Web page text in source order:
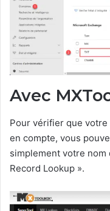
Avec
Pour vérifier que
en compte, vous
simplement votre nom
Record Lookup ».